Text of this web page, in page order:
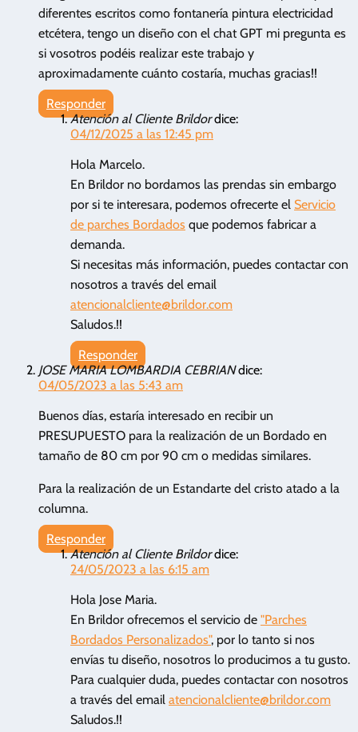
diferentes escritos como fontanería pintura electricidad
etcétera, tengo un diseño con el chat GPT mi pregunta es
si vosotros podéis realizar este trabajo y
aproximadamente cuánto costaría, muchas gracias!!
Responder
Atención al Cliente Brildor dice:
04/12/2025 a las 12:45 pm
Hola Marcelo.
En Brildor no bordamos las prendas sin embargo
por si te interesara, podemos ofrecerte el Servicio
de parches Bordados que podemos fabricar a
demanda.
Si necesitas más información, puedes contactar con
nosotros a través del email
atencionalcliente@brildor.com
Saludos.!!
Responder
JOSE MARIA LOMBARDIA CEBRIAN dice:
04/05/2023 a las 5:43 am
Buenos días, estaría interesado en recibir un
PRESUPUESTO para la realización de un Bordado en
tamaño de 80 cm por 90 cm o medidas similares.
Para la realización de un Estandarte del cristo atado a la
columna.
Responder
Atención al Cliente Brildor dice:
24/05/2023 a las 6:15 am
Hola Jose Maria.
En Brildor ofrecemos el servicio de "Parches
Bordados Personalizados", por lo tanto si nos
envías tu diseño, nosotros lo producimos a tu gusto.
Para cualquier duda, puedes contactar con nosotros
a través del email atencionalcliente@brildor.com
Saludos.!!